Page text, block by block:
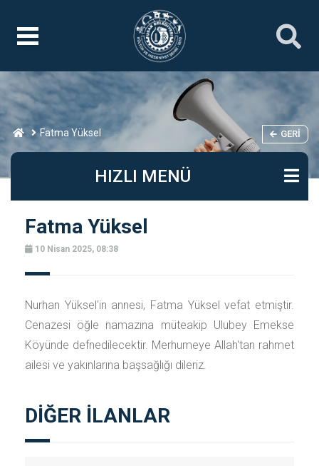
Fatma Yüksel GERI
HIZLI MENÜ
Fatma Yüksel
10 Nisan 2025, 08:38
Nurhan Yüksel'in annesi, Fatma Yüksel vefat etmiştir.
Cenazesi öğle namazına müteakip Ulubey Emekse
Köyünde defnedilecektir. Merhumeye Allah'tan rahmet
ailesi ve yakınlarına başsağlığı dileriz.
DİĞER İLANLAR